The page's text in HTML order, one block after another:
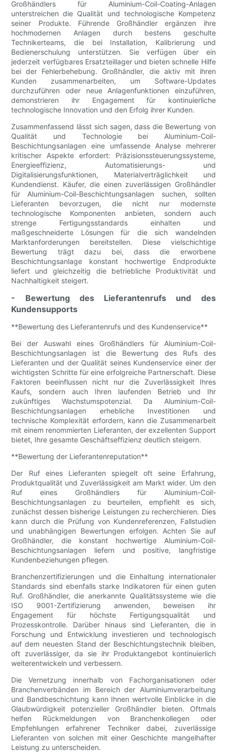
Großhändlers für Aluminium-Coil-Coating-Anlagen
unterstreichen die Qualität und technologische Kompetenz
seiner Produkte. Führende Großhändler ergänzen ihre
hochmodernen Anlagen durch bestens geschulte
Technikerteams, die bei Installation, Kalibrierung und
Bedienerschulung unterstützen. Sie verfügen über ein
jederzeit verfügbares Ersatzteillager und bieten schnelle Hilfe
bei der Fehlerbehebung. Großhändler, die aktiv mit ihren
Kunden zusammenarbeiten, um Software-Updates
durchzuführen oder neue Anlagenfunktionen einzuführen,
demonstrieren ihr Engagement für kontinuierliche
technologische Innovation und den Erfolg ihrer Kunden.
Zusammenfassend lässt sich sagen, dass die Bewertung von
Qualität und Technologie bei Aluminium-Coil-
Beschichtungsanlagen eine umfassende Analyse mehrerer
kritischer Aspekte erfordert: Präzisionssteuerungssysteme,
Energieeffizienz, Automatisierungs- und
Digitalisierungsfunktionen, Materialverträglichkeit und
Kundendienst. Käufer, die einen zuverlässigen Großhändler
für Aluminium-Coil-Beschichtungsanlagen suchen, sollten
Lieferanten bevorzugen, die nicht nur modernste
technologische Komponenten anbieten, sondern auch
strenge Fertigungsstandards einhalten und
maßgeschneiderte Lösungen für die sich wandelnden
Marktanforderungen bereitstellen. Diese vielschichtige
Bewertung trägt dazu bei, dass die erworbene
Beschichtungsanlage konstant hochwertige Endprodukte
liefert und gleichzeitig die betriebliche Produktivität und
Nachhaltigkeit steigert.
- Bewertung des Lieferantenrufs und des
Kundensupports
**Bewertung des Lieferantenrufs und des Kundenservice**
Bei der Auswahl eines Großhändlers für Aluminium-Coil-
Beschichtungsanlagen ist die Bewertung des Rufs des
Lieferanten und der Qualität seines Kundenservice einer der
wichtigsten Schritte für eine erfolgreiche Partnerschaft. Diese
Faktoren beeinflussen nicht nur die Zuverlässigkeit Ihres
Kaufs, sondern auch Ihren laufenden Betrieb und Ihr
zukünftiges Wachstumspotenzial. Da Aluminium-Coil-
Beschichtungsanlagen erhebliche Investitionen und
technische Komplexität erfordern, kann die Zusammenarbeit
mit einem renommierten Lieferanten, der exzellenten Support
bietet, Ihre gesamte Geschäftseffizienz deutlich steigern.
**Bewertung der Lieferantenreputation**
Der Ruf eines Lieferanten spiegelt oft seine Erfahrung,
Produktqualität und Zuverlässigkeit am Markt wider. Um den
Ruf eines Großhändlers für Aluminium-Coil-
Beschichtungsanlagen zu beurteilen, empfiehlt es sich,
zunächst dessen bisherige Leistungen zu recherchieren. Dies
kann durch die Prüfung von Kundenreferenzen, Fallstudien
und unabhängigen Bewertungen erfolgen. Achten Sie auf
Großhändler, die konstant hochwertige Aluminium-Coil-
Beschichtungsanlagen liefern und positive, langfristige
Kundenbeziehungen pflegen.
Branchenzertifizierungen und die Einhaltung internationaler
Standards sind ebenfalls starke Indikatoren für einen guten
Ruf. Großhändler, die anerkannte Qualitätssysteme wie die
ISO 9001-Zertifizierung anwenden, beweisen ihr
Engagement für höchste Fertigungsqualität und
Prozesskontrolle. Darüber hinaus sind Lieferanten, die in
Forschung und Entwicklung investieren und technologisch
auf dem neuesten Stand der Beschichtungstechnik bleiben,
oft zuverlässiger, da sie ihr Produktangebot kontinuierlich
weiterentwickeln und verbessern.
Die Vernetzung innerhalb von Fachorganisationen oder
Branchenverbänden im Bereich der Aluminiumverarbeitung
und Bandbeschichtung kann Ihnen wertvolle Einblicke in die
Glaubwürdigkeit potenzieller Großhändler bieten. Oftmals
helfen Rückmeldungen von Branchenkollegen oder
Empfehlungen erfahrener Techniker dabei, zuverlässige
Lieferanten von solchen mit einer Geschichte mangelhafter
Leistung zu unterscheiden.